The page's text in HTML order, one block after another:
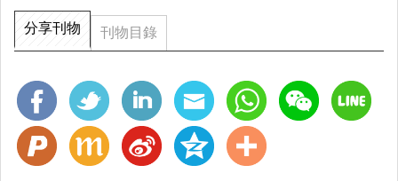
分享刊物 刊物目錄